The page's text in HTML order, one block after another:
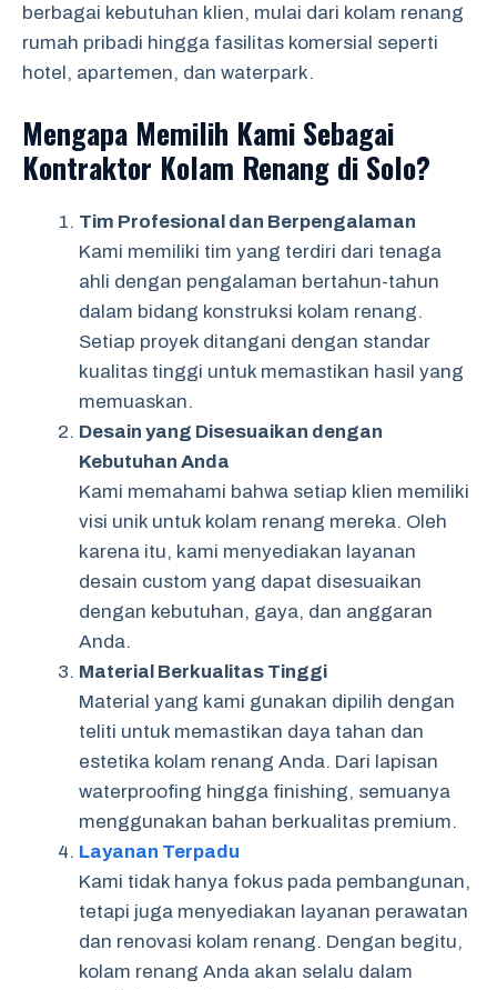
berbagai kebutuhan klien, mulai dari kolam renang
rumah pribadi hingga fasilitas komersial seperti
hotel, apartemen, dan waterpark.
Mengapa Memilih Kami Sebagai
Kontraktor Kolam Renang di Solo?
Tim Profesional dan Berpengalaman
Kami memiliki tim yang terdiri dari tenaga
ahli dengan pengalaman bertahun-tahun
dalam bidang konstruksi kolam renang.
Setiap proyek ditangani dengan standar
kualitas tinggi untuk memastikan hasil yang
memuaskan.
Desain yang Disesuaikan dengan
Kebutuhan Anda
Kami memahami bahwa setiap klien memiliki
visi unik untuk kolam renang mereka. Oleh
karena itu, kami menyediakan layanan
desain custom yang dapat disesuaikan
dengan kebutuhan, gaya, dan anggaran
Anda.
Material Berkualitas Tinggi
Material yang kami gunakan dipilih dengan
teliti untuk memastikan daya tahan dan
estetika kolam renang Anda. Dari lapisan
waterproofing hingga finishing, semuanya
menggunakan bahan berkualitas premium.
Layanan Terpadu
Kami tidak hanya fokus pada pembangunan,
tetapi juga menyediakan layanan perawatan
dan renovasi kolam renang. Dengan begitu,
kolam renang Anda akan selalu dalam